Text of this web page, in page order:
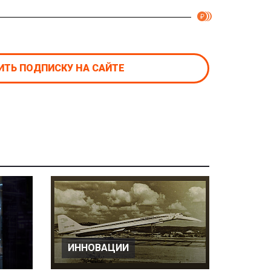
ПОДПИСКУ НА САЙТЕ
ИННОВАЦИИ